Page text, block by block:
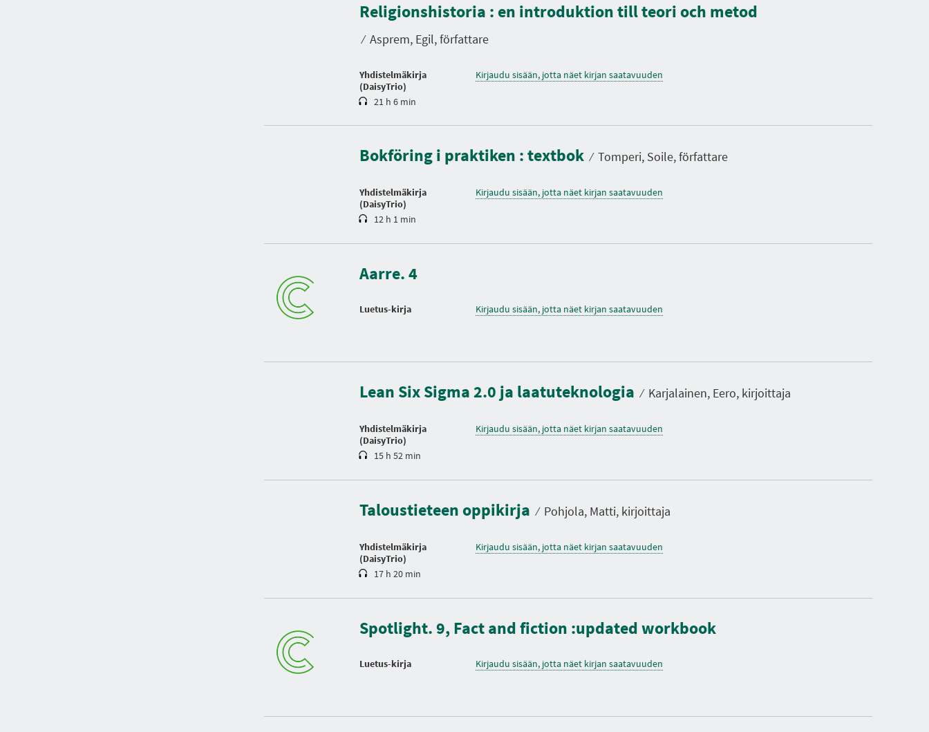
Religionshistoria : en introduktion till teori och metod
⁄ Asprem, Egil, författare
Yhdistelmäkirja
(DaisyTrio)
e
s
t
o
21 h 6 min
Kirjaudu sisään, jotta näet kirjan saatavuuden
Bokföring i praktiken : textbok ⁄ Tomperi, Soile, författare
Yhdistelmäkirja
(DaisyTrio)
e
t
o
12 h 1 min
Kirjaudu sisään, jotta näet kirjan saatavuuden
Aarre. 4
Luetus-kirja Kirjaudu sisään, jotta näet kirjan saatavuuden
Lean Six Sigma 2.0 ja laatuteknologia ⁄ Karjalainen, Eero, kirjoittaja
Yhdistelmäkirja
(DaisyTrio)
e
t
o
15 h 52 min
Kirjaudu sisään, jotta näet kirjan saatavuuden
Taloustieteen oppikirja ⁄ Pohjola, Matti, kirjoittaja
Yhdistelmäkirja
(DaisyTrio)
e
t
o
17 h 20 min
Kirjaudu sisään, jotta näet kirjan saatavuuden
Spotlight. 9, Fact and fiction :updated workbook
Luetus-kirja Kirjaudu sisään, jotta näet kirjan saatavuuden